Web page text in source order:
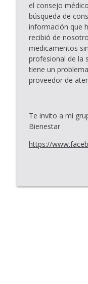
el consejo
búsqueda de
información que
recibió de
medicamentos
profesional de la
tiene un
proveedor de
Te invito a mi
Bienestar
https://